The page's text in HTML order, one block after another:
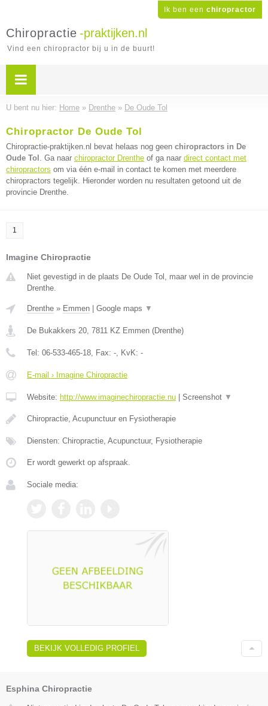
Ik ben een chiropractor
Chiropractie -praktijken.nl
Vind een chiropractor bij u in de buurt!
U bent nu hier: Home » Drenthe » De Oude Tol
Chiropractor De Oude Tol
Chiropractie-praktijken.nl bevat helaas nog geen chiropractors in De
Oude Tol . Ga naar chiropractor Drenthe of ga naar direct contact met
chiropractors om via één e-mail in contact te komen met meerdere
chiropractors tegelijk. Hieronder worden nu resultaten getoond uit de
provincie Drenthe.
1
Imagine Chiropractie
Niet gevestigd in de plaats De Oude Tol, maar wel in de provincie
Drenthe.
Drenthe » Emmen Google maps ▼
De Bukakkers 20, 7811 KZ Emmen (Drenthe)
Tel: 06-533-465-18, Fax: -, KvK: -
E-mail › Imagine Chiropractie
Website: http://www.imaginechiropractie.nu Screenshot ▼
Chiropractie, Acupunctuur en Fysiotherapie
Diensten: Chiropractie, Acupunctuur, Fysiotherapie
Er wordt gewerkt op afspraak.
Sociale media:
BEKIJK VOLLEDIG PROFIEL
Esphina Chiropractie